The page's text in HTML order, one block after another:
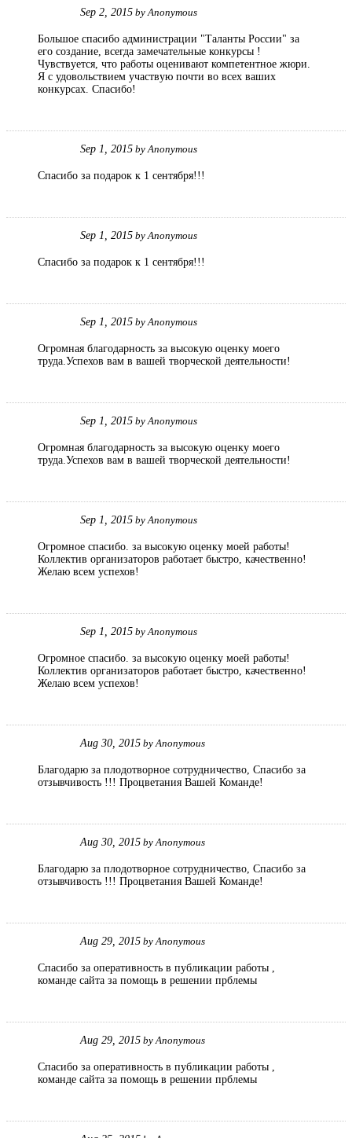
Sep 2, 2015 by Anonymous
Большое спасибо администрации "Таланты России" за
его создание, всегда замечательные конкурсы !
Чувствуется, что работы оценивают компетентное жюри.
Я с удовольствием участвую почти во всех ваших
конкурсах. Спасибо!
Sep 1, 2015 by Anonymous
Спасибо за подарок к 1 сентября!!!
Sep 1, 2015 by Anonymous
Спасибо за подарок к 1 сентября!!!
Sep 1, 2015 by Anonymous
Огромная благодарность за высокую оценку моего
труда.Успехов вам в вашей творческой деятельности!
Sep 1, 2015 by Anonymous
Огромная благодарность за высокую оценку моего
труда.Успехов вам в вашей творческой деятельности!
Sep 1, 2015 by Anonymous
Огромное спасибо. за высокую оценку моей работы!
Коллектив организаторов работает быстро, качественно!
Желаю всем успехов!
Sep 1, 2015 by Anonymous
Огромное спасибо. за высокую оценку моей работы!
Коллектив организаторов работает быстро, качественно!
Желаю всем успехов!
Aug 30, 2015 by Anonymous
Благодарю за плодотворное сотрудничество, Спасибо за
отзывчивость !!! Процветания Вашей Команде!
Aug 30, 2015 by Anonymous
Благодарю за плодотворное сотрудничество, Спасибо за
отзывчивость !!! Процветания Вашей Команде!
Aug 29, 2015 by Anonymous
Спасибо за оперативность в публикации работы ,
команде сайта за помощь в решении прблемы
Aug 29, 2015 by Anonymous
Спасибо за оперативность в публикации работы ,
команде сайта за помощь в решении прблемы